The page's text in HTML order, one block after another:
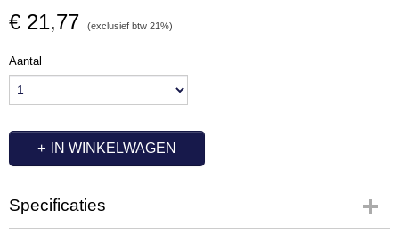
€ 21,77 (exclusief btw 21%)
Aantal
IN WINKELWAGEN
Specificaties